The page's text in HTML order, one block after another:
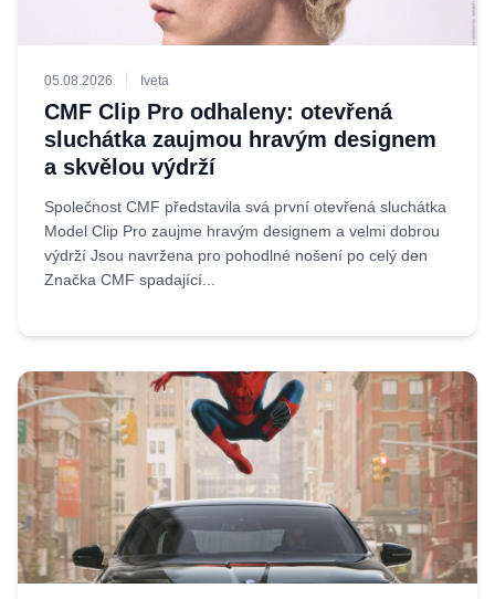
05.08.2026 Iveta
CMF Clip Pro odhaleny: otevřená
sluchátka zaujmou hravým designem
a skvělou výdrží
Společnost CMF představila svá první otevřená sluchátka
Model Clip Pro zaujme hravým designem a velmi dobrou
výdrží Jsou navržena pro pohodlné nošení po celý den
Značka CMF spadající...